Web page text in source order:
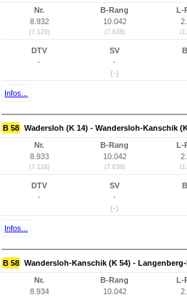
Nr.
8.932
(7.123)
B-Rang
10.042
(7.638)
L-
DTV
-
SV
-
(-)
Infos...
B 58 Wadersloh (K 14) - Wandersloh-Kanschik
Nr.
8.933
(7.124)
B-Rang
10.042
(7.638)
L-
DTV
-
SV
-
(-)
Infos...
B 58 Wandersloh-Kanschik (K 54) -
Nr.
8.934
B-Rang
10.042
L-